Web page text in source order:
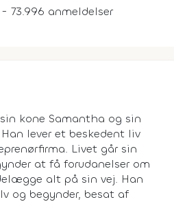
73.996 anmeldelser
kone Samantha og sin
lever et beskedent liv
Livet går sin
at få forudanelser om
alt på sin vej. Han
og begynder, besat af